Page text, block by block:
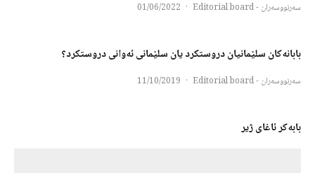
سەرنووسەران - Editorial board ·
01/06/2022
بابانەکان سلێمانیان دروستکرد یان سلێمانی ئەوانی دروستکرد؟
سەرنووسەران - Editorial board ·
11/10/2019
بابەکر ئاغای ژیر